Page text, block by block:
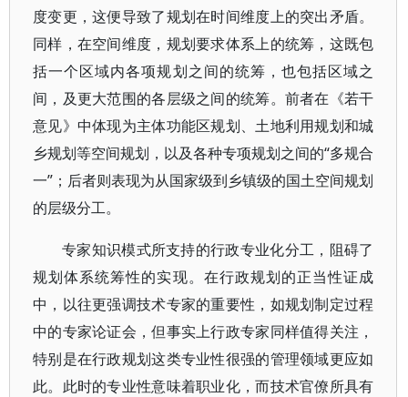
度变更，这便导致了规划在时间维度上的突出矛盾。
同样，在空间维度，规划要求体系上的统筹，这既包
括一个区域内各项规划之间的统筹，也包括区域之
间，及更大范围的各层级之间的统筹。前者在《若干
意见》中体现为主体功能区规划、土地利用规划和城
乡规划等空间规划，以及各种专项规划之间的“多规合
一”；后者则表现为从国家级到乡镇级的国土空间规划
的层级分工。
专家知识模式所支持的行政专业化分工，阻碍了
规划体系统筹性的实现。在行政规划的正当性证成
中，以往更强调技术专家的重要性，如规划制定过程
中的专家论证会，但事实上行政专家同样值得关注，
特别是在行政规划这类专业性很强的管理领域更应如
此。此时的专业性意味着职业化，而技术官僚所具有